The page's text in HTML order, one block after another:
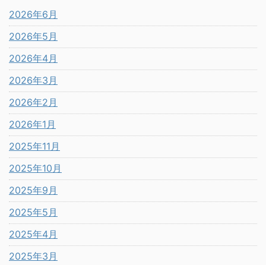
2026年6月
2026年5月
2026年4月
2026年3月
2026年2月
2026年1月
2025年11月
2025年10月
2025年9月
2025年5月
2025年4月
2025年3月